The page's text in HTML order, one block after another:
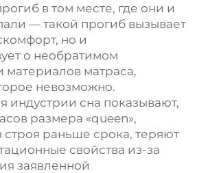
в том месте, где они и
— такой прогиб вызывает
но и
о необратимом
матраса,
невозможно.
индустрии сна показывают,
размера «queen»,
раньше срока, теряют
свойства из-за
заявленной